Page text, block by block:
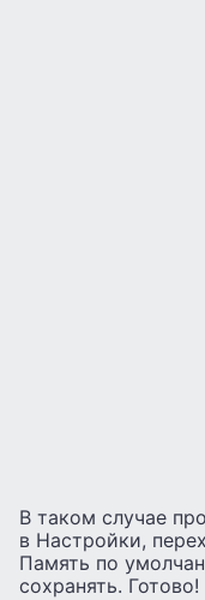
В таком случае
в Настройки,
Память по
сохранять. Готово!